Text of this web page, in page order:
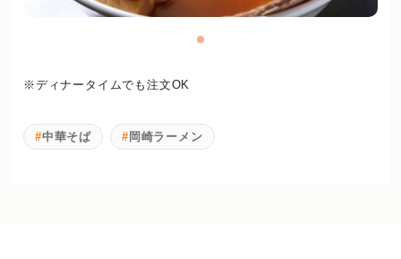
※ディナータイムでも注文OK
中華そば 岡崎ラーメン